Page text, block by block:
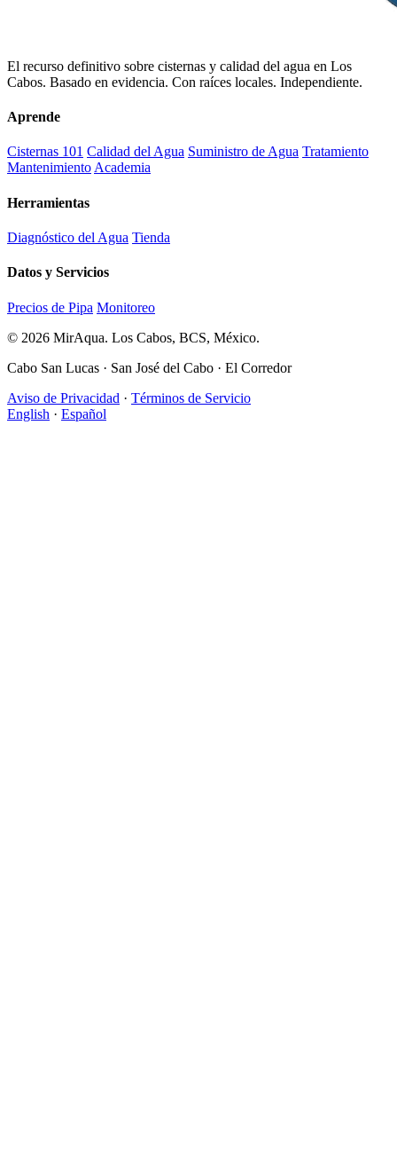
El recurso definitivo sobre cisternas y calidad del agua en Los
Cabos. Basado en evidencia. Con raíces locales. Independiente.
Aprende
Cisternas 101 Calidad del Agua Suministro de Agua Tratamiento
MantenimientoAcademia
Herramientas
Diagnóstico del Agua Tienda
Datos y Servicios
Precios de Pipa Monitoreo
© 2026 MirAqua. Los Cabos, BCS, México.
Cabo San Lucas · San José del Cabo · El Corredor
Aviso de Privacidad · Términos de Servicio
English · Español